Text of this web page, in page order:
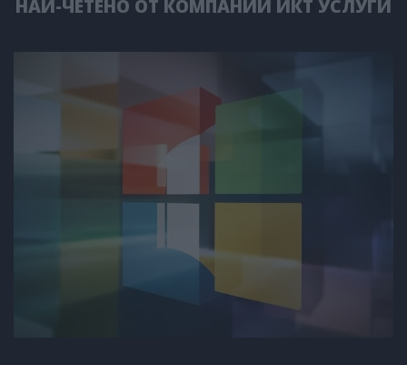
НАЙ-ЧЕТЕНО ОТ КОМПАНИИ ИКТ УСЛУГИ